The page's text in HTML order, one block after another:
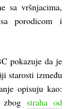
sa vršnjacima,
porodicom i
pokazuje da je
starosti između
opisuju kao:
straha od